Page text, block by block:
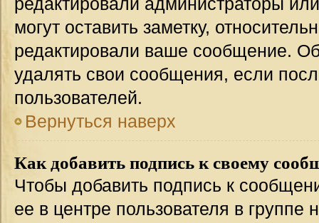
могут оставить заметку,
редактировали ваше сообщение.
удалять свои сообщения, если
пользователей.
Вернуться наверх
Как добавить подпись к своему
Чтобы добавить подпись к
ее в центре пользователя в